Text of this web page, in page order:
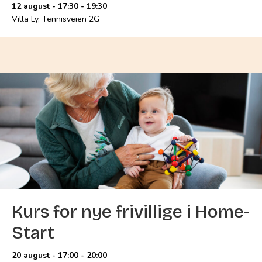
12 august - 17:30 - 19:30
Villa Ly, Tennisveien 2G
Kurs for nye frivillige i Home-
Start
20 august - 17:00 - 20:00